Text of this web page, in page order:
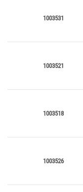
1003531
1003521
1003518
1003526